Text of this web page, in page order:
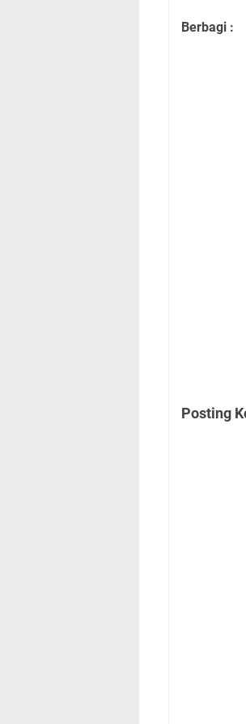
Berbagi :
Posting